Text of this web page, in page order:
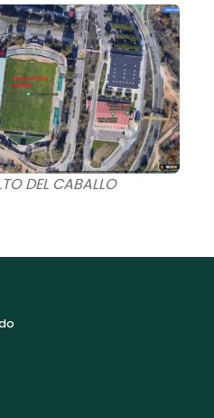
DEL CABALLO